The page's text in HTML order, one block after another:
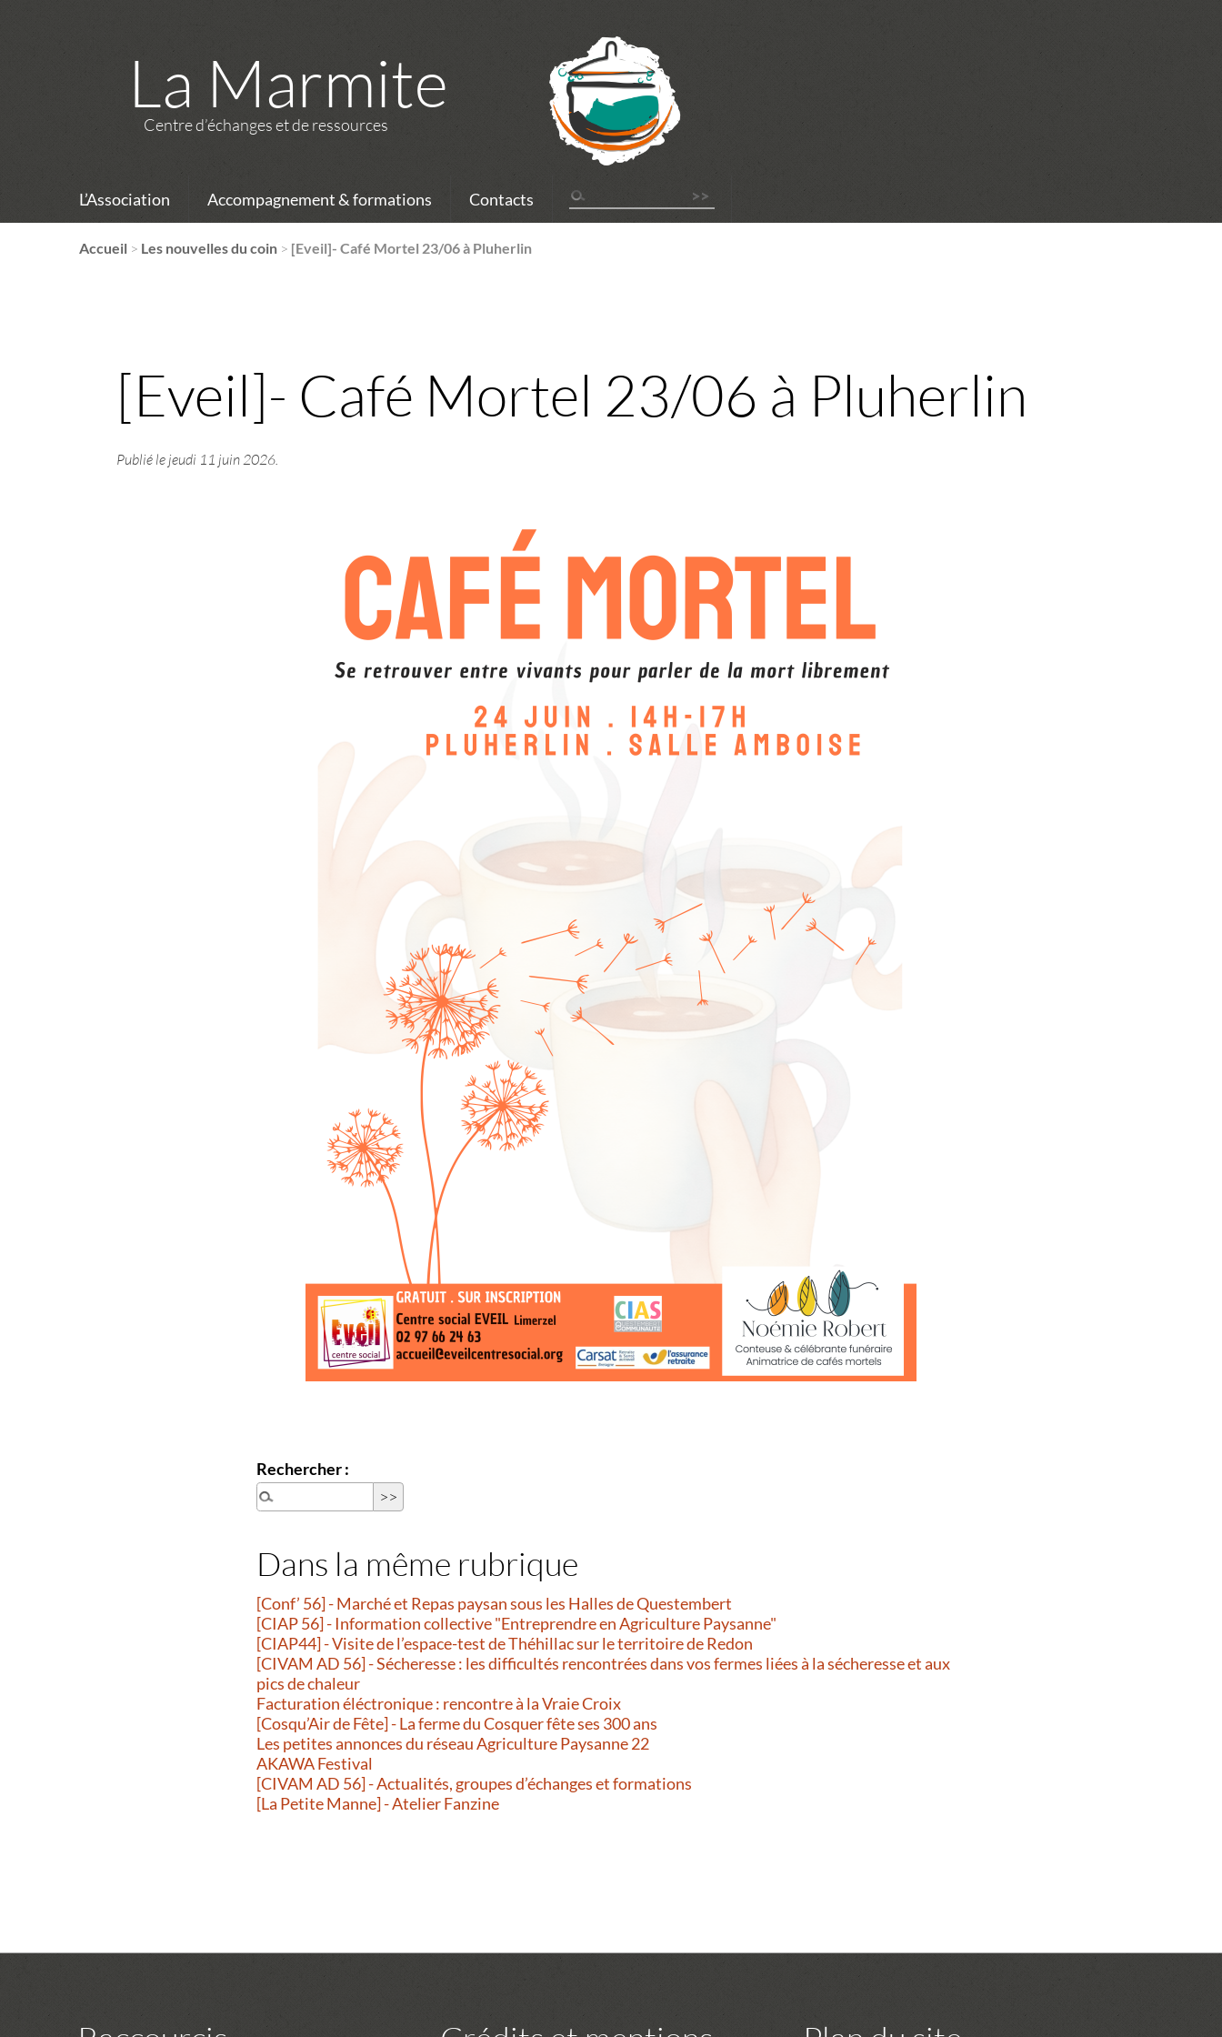
La Marmite
Centre d’échanges et de ressources
L’Association Accompagnement & formations Contacts
Accueil > Les nouvelles du coin > [Eveil]- Café Mortel 23/06 à Pluherlin
[Eveil]- Café Mortel 23/06 à Pluherlin
Publié le jeudi 11 juin 2026.
Rechercher :
Dans la même rubrique
[Conf’ 56] - Marché et Repas paysan sous les Halles de Questembert
[CIAP 56] - Information collective "Entreprendre en Agriculture Paysanne"
[CIAP44] - Visite de l’espace-test de Théhillac sur le territoire de Redon
[CIVAM AD 56] - Sécheresse : les difficultés rencontrées dans vos fermes liées à la sécheresse et aux
pics de chaleur
Facturation éléctronique : rencontre à la Vraie Croix
[Cosqu’Air de Fête] - La ferme du Cosquer fête ses 300 ans
Les petites annonces du réseau Agriculture Paysanne 22
AKAWA Festival
[CIVAM AD 56] - Actualités, groupes d’échanges et formations
[La Petite Manne] - Atelier Fanzine